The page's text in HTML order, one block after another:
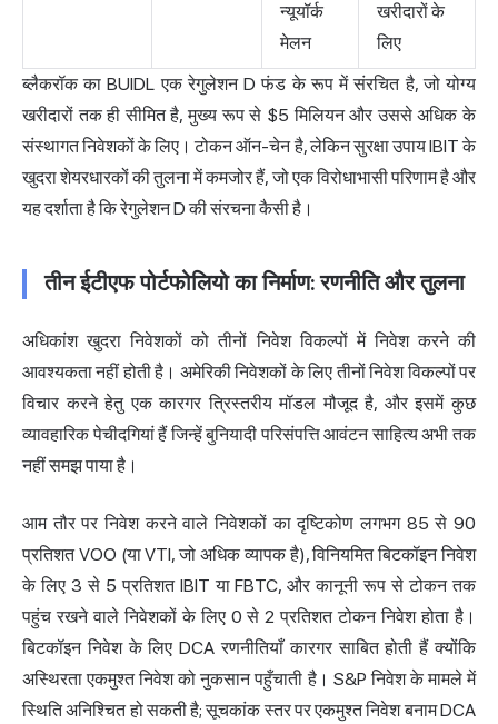
न्यूयॉर्क
मेलन
खरीदारों के
लिए
ब्लैकरॉक का BUIDL एक रेगुलेशन D फंड के रूप में संरचित है, जो योग्य
खरीदारों तक ही सीमित है, मुख्य रूप से $5 मिलियन और उससे अधिक के
संस्थागत निवेशकों के लिए। टोकन ऑन-चेन है, लेकिन सुरक्षा उपाय IBIT के
खुदरा शेयरधारकों की तुलना में कमजोर हैं, जो एक विरोधाभासी परिणाम है और
यह दर्शाता है कि रेगुलेशन D की संरचना कैसी है।
तीन ईटीएफ पोर्टफोलियो का निर्माण: रणनीति और तुलना
अधिकांश खुदरा निवेशकों को तीनों निवेश विकल्पों में निवेश करने की
आवश्यकता नहीं होती है। अमेरिकी निवेशकों के लिए तीनों निवेश विकल्पों पर
विचार करने हेतु एक कारगर त्रिस्तरीय मॉडल मौजूद है, और इसमें कुछ
व्यावहारिक पेचीदगियां हैं जिन्हें बुनियादी परिसंपत्ति आवंटन साहित्य अभी तक
नहीं समझ पाया है।
आम तौर पर निवेश करने वाले निवेशकों का दृष्टिकोण लगभग 85 से 90
प्रतिशत VOO (या VTI, जो अधिक व्यापक है), विनियमित बिटकॉइन निवेश
के लिए 3 से 5 प्रतिशत IBIT या FBTC, और कानूनी रूप से टोकन तक
पहुंच रखने वाले निवेशकों के लिए 0 से 2 प्रतिशत टोकन निवेश होता है।
बिटकॉइन निवेश के लिए DCA रणनीतियाँ कारगर साबित होती हैं क्योंकि
अस्थिरता एकमुश्त निवेश को नुकसान पहुँचाती है। S&P निवेश के मामले में
स्थिति अनिश्चित हो सकती है; सूचकांक स्तर पर एकमुश्त निवेश बनाम DCA